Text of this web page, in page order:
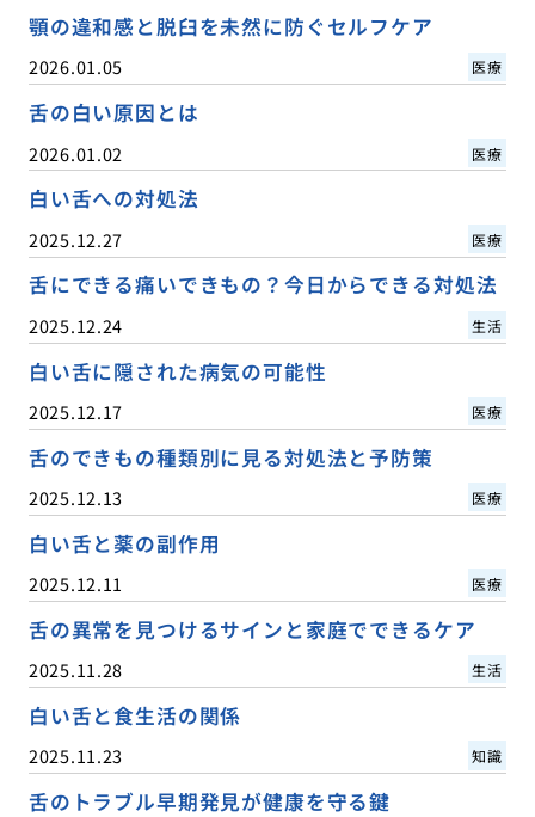
顎の違和感と脱臼を未然に防ぐセルフケア
2026.01.05 医療
舌の白い原因とは
2026.01.02 医療
白い舌への対処法
2025.12.27 医療
舌にできる痛いできもの？今日からできる対処法
2025.12.24 生活
白い舌に隠された病気の可能性
2025.12.17 医療
舌のできもの種類別に見る対処法と予防策
2025.12.13 医療
白い舌と薬の副作用
2025.12.11 医療
舌の異常を見つけるサインと家庭でできるケア
2025.11.28 生活
白い舌と食生活の関係
2025.11.23 知識
舌のトラブル早期発見が健康を守る鍵